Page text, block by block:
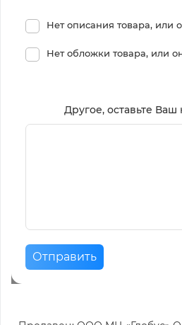
Нет описания товара, или
Нет обложки товара, или
Другое, оставьте
Отправить